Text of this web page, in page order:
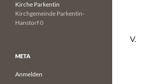
Kirche Parkentin
Kirchgemeinde Parkentin-
Hanstorf 0
META
Anmelden